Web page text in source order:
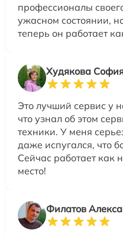
профессионалы
ужасном состоянии,
теперь он работает
Худякова
Это лучший сервис у
что узнал об этом
техники. У меня
даже испугался, что
Сейчас работает как
место!
Филатов